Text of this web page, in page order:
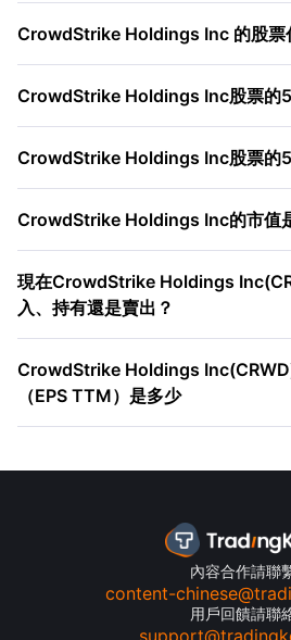
CrowdStrike Holdings Inc 的股票
CrowdStrike Holdings Inc股票的
CrowdStrike Holdings Inc股票的
CrowdStrike Holdings Inc的市值
現在CrowdStrike Holdings
入、持有還是賣出？
CrowdStrike Holdings
（EPS TTM）是多少
內容合作請聯
content-
用戶回饋請聯